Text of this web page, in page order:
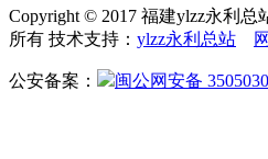
Copyright © 2017 福建ylzz永利
所有 技术支持： ylzz永利总站
公安备案： 闽公网安备